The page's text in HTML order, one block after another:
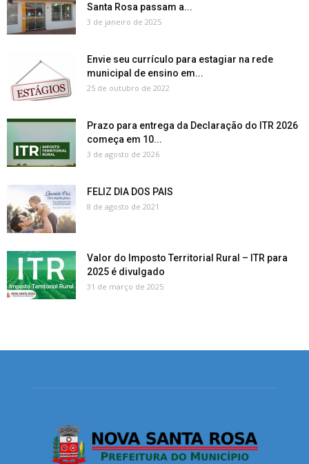
Santa Rosa passam a...
3 de janeiro de 2025
Envie seu currículo para estagiar na rede
municipal de ensino em...
25 de outubro de 2022
Prazo para entrega da Declaração do ITR 2026
começa em 10...
3 de agosto de 2026
FELIZ DIA DOS PAIS
8 de agosto de 2021
Valor do Imposto Territorial Rural – ITR para
2025 é divulgado
31 de março de 2025